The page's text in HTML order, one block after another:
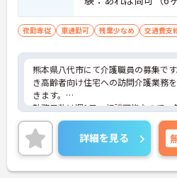
夜勤専従 車通勤可 残業少なめ 交通費支
熊本県八代市にて介護職員の募集で
き高齢者向け住宅への訪問介護業務
きます。
勤務日数は週1日～相談可能なので、
務いただけます。これまでの介護業
ながらご勤務いただける職場環境で
ご興味のある方には、面接対策ポイ
に詳細をお話しいたしますのでお気
さい！
詳細を見る